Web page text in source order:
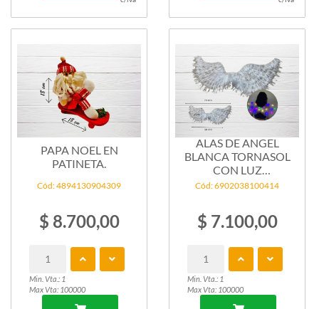
PAPA NOEL EN
PATINETA.
Cód: 4894130904309
$ 8.700,00
Min. Vta.: 1
Max Vta: 100000
ALAS DE ANGEL
BLANCA TORNASOL
CON LUZ
MULTICOLOR...
Cód: 6902038100414
$ 7.100,00
Min. Vta.: 1
Max Vta: 100000